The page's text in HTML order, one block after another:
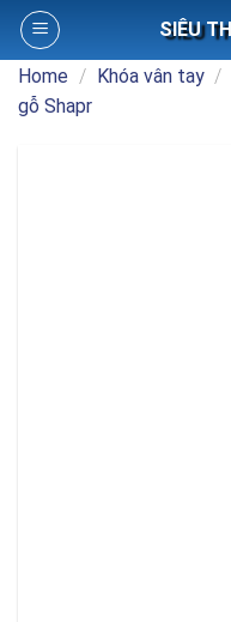
Skip
content
SIÊU
Home / Khóa vân tay /
gỗ Shapr